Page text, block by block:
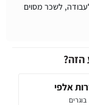
לשכר מסוים
אלפי
בוגרים